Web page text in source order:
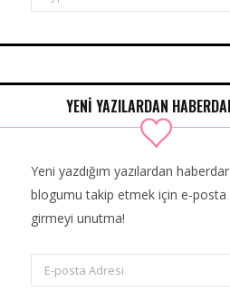
for:
YENİ YAZILARDAN
Yeni yazdığım yazılardan
blogumu takip etmek için e-posta
girmeyi unutma!
posta